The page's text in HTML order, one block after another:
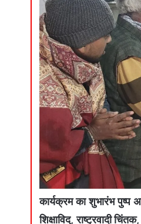
कार्यक्रम का शुभारंभ पुष्प
शिक्षाविद्, राष्ट्रवादी